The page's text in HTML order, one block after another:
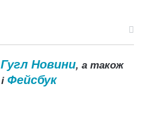
Гугл Новини, а також
і Фейсбук